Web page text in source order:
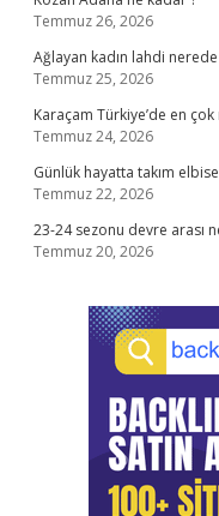
Temmuz 26, 2026
Ağlayan kadın lahdi nerede
Temmuz 25, 2026
Karaçam Türkiye’de en
Temmuz 24, 2026
Günlük hayatta takım
Temmuz 22, 2026
23-24 sezonu devre arası
Temmuz 20, 2026